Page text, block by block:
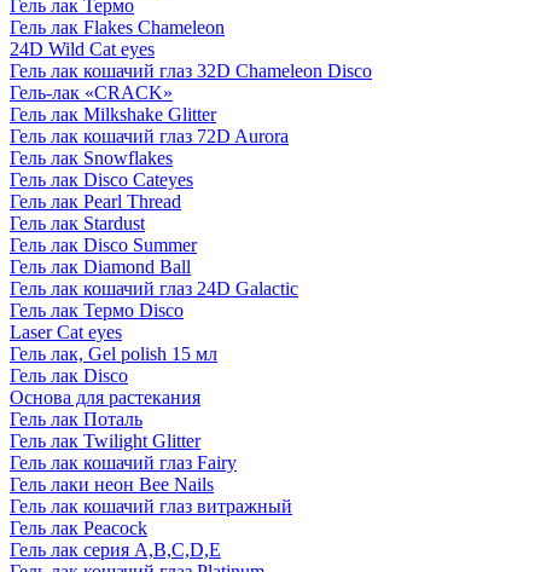
Гель лак Термо
Гель лак Flakes Chameleon
24D Wild Cat eyes
Гель лак кошачий глаз 32D Chameleon Disco
Гель-лак «CRACK»
Гель лак Milkshake Glitter
Гель лак кошачий глаз 72D Aurora
Гель лак Snowflakes
Гель лак Disco Cateyes
Гель лак Pearl Thread
Гель лак Stardust
Гель лак Disco Summer
Гель лак Diamond Ball
Гель лак кошачий глаз 24D Galactic
Гель лак Термо Disco
Laser Cat eyes
Гель лак, Gel polish 15 мл
Гель лак Disco
Основа для растекания
Гель лак Поталь
Гель лак Twilight Glitter
Гель лак кошачий глаз Fairy
Гель лаки неон Bee Nails
Гель лак кошачий глаз витражный
Гель лак Peacock
Гель лак серия A,B,C,D,E